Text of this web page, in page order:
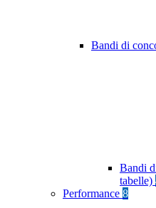
Bandi di
Bandi
tabelle)
Performance 8